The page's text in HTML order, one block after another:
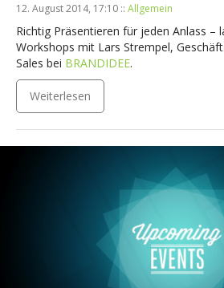
12. August 2014, 17:10 :: Allgemein
Richtig Präsentieren für jeden Anlass –
Workshops mit Lars Strempel,
Sales bei BRANDIDEE.
Weiterlesen